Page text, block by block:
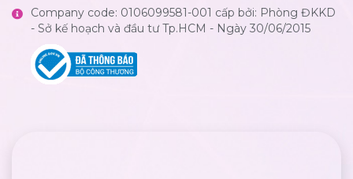
Company code: 0106099581-001 cấp bởi: Phòng ĐKKD
- Sở kế hoạch và đầu tư Tp.HCM - Ngày 30/06/2015